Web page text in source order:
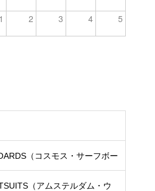
1 2 3 4 5
（コスモス・サーフボー
（アムステルダム・ウ